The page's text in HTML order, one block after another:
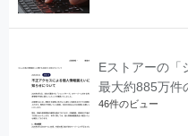
Eストアーの「
最大約885万件
46件のビュー